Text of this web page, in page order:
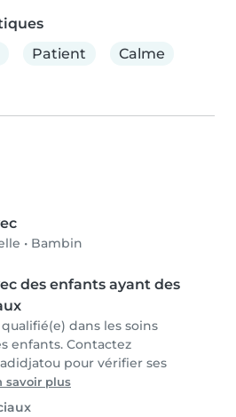
Patient Calme
• Bambin
des enfants ayant des
dans les soins
enfants. Contactez
pour vérifier ses
savoir plus